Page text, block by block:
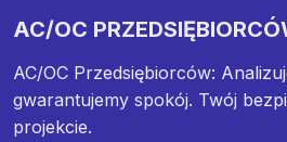
AC/OC
AC/OC Przedsiębiorców:
gwarantujemy spokój. Twój
projekcie.